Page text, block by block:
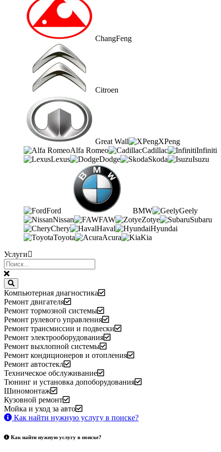
ChangFeng
Citroen
Great Wall
XPeng
Alfa Romeo
Cadillac
Infiniti
Lexus
Dodge Skoda Isuzu
Ford BMW
Geely
Nissan
FAW Zotye
Subaru
Chery
Haval
Hyundai
Toyota
Acura
Kia
Услуги
Компьютерная диагностика
Ремонт двигателя
Ремонт тормозной системы
Ремонт рулевого управления
Ремонт трансмиссии и подвески
Ремонт электрооборудования
Ремонт выхлопной системы
Ремонт кондиционеров и отопления
Ремонт автостекл
Техническое обслуживание
Тюнинг и установка допоборудования
Шиномонтаж
Кузовной ремонт
Мойка и уход за авто
Как найти нужную услугу в поиске?
Как найти нужную услугу в поиске?